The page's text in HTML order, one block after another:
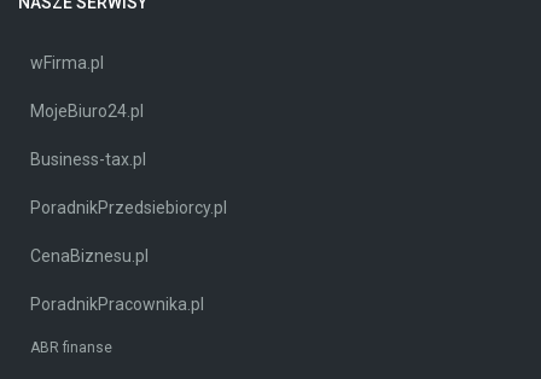
wFirma.pl
MojeBiuro24.pl
Business-tax.pl
PoradnikPrzedsiebiorcy.pl
CenaBiznesu.pl
PoradnikPracownika.pl
ABR finanse